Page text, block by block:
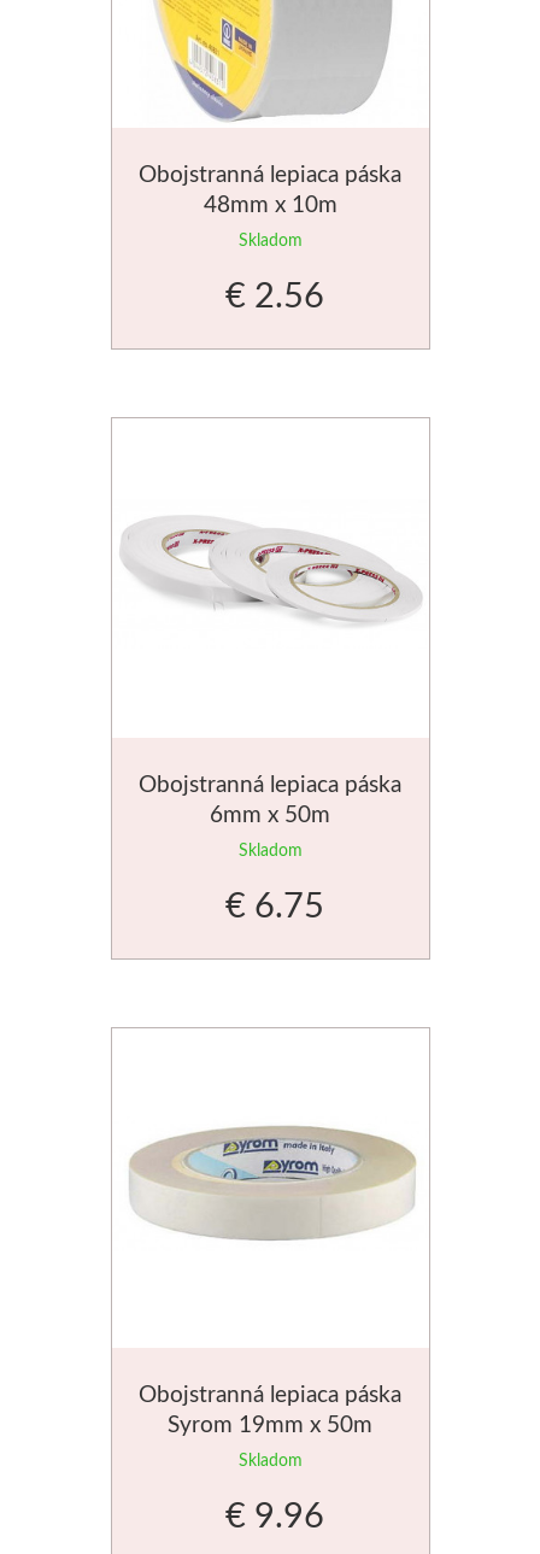
Obojstranná lepiaca páska
48mm x 10m
Skladom
€ 2.56
Obojstranná lepiaca páska
6mm x 50m
Skladom
€ 6.75
Obojstranná lepiaca páska
Syrom 19mm x 50m
Skladom
€ 9.96